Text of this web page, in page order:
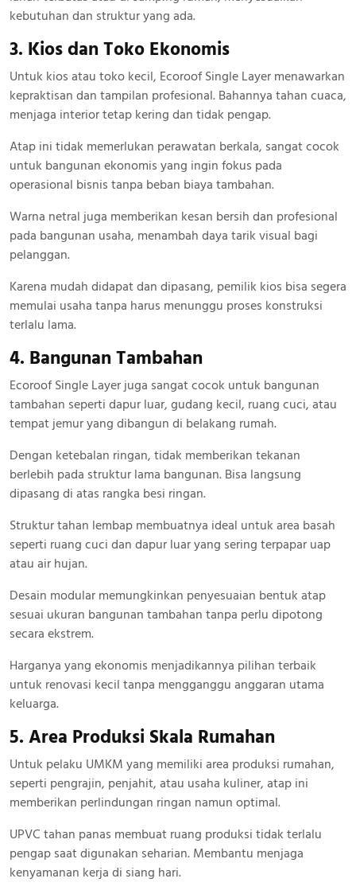
kebutuhan dan struktur yang ada.
3. Kios dan Toko Ekonomis
Untuk kios atau toko kecil, Ecoroof Single Layer menawarkan
kepraktisan dan tampilan profesional. Bahannya tahan cuaca,
menjaga interior tetap kering dan tidak pengap.
Atap ini tidak memerlukan perawatan berkala, sangat cocok
untuk bangunan ekonomis yang ingin fokus pada
operasional bisnis tanpa beban biaya tambahan.
Warna netral juga memberikan kesan bersih dan profesional
pada bangunan usaha, menambah daya tarik visual bagi
pelanggan.
Karena mudah didapat dan dipasang, pemilik kios bisa segera
memulai usaha tanpa harus menunggu proses konstruksi
terlalu lama.
4. Bangunan Tambahan
Ecoroof Single Layer juga sangat cocok untuk bangunan
tambahan seperti dapur luar, gudang kecil, ruang cuci, atau
tempat jemur yang dibangun di belakang rumah.
Dengan ketebalan ringan, tidak memberikan tekanan
berlebih pada struktur lama bangunan. Bisa langsung
dipasang di atas rangka besi ringan.
Struktur tahan lembap membuatnya ideal untuk area basah
seperti ruang cuci dan dapur luar yang sering terpapar uap
atau air hujan.
Desain modular memungkinkan penyesuaian bentuk atap
sesuai ukuran bangunan tambahan tanpa perlu dipotong
secara ekstrem.
Harganya yang ekonomis menjadikannya pilihan terbaik
untuk renovasi kecil tanpa mengganggu anggaran utama
keluarga.
5. Area Produksi Skala Rumahan
Untuk pelaku UMKM yang memiliki area produksi rumahan,
seperti pengrajin, penjahit, atau usaha kuliner, atap ini
memberikan perlindungan ringan namun optimal.
UPVC tahan panas membuat ruang produksi tidak terlalu
pengap saat digunakan seharian. Membantu menjaga
kenyamanan kerja di siang hari.